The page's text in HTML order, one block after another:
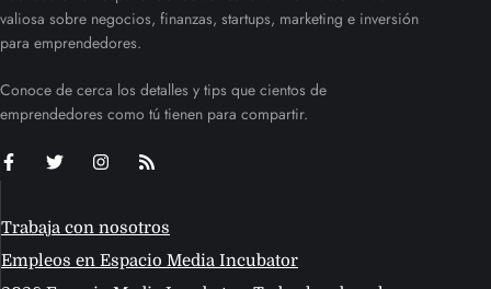
valiosa sobre negocios, finanzas, startups, marketing e inversión
para emprendedores.
Conoce de cerca los detalles y tips que cientos de
emprendedores como tú tienen para compartir.
Trabaja con nosotros
Empleos en Espacio Media Incubator